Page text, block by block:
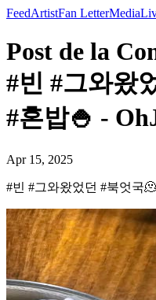
FeedArtistFan LetterMedia
Post de la
#빈 #그와왔
#혼밥🍚 -
Apr 15, 2025
#빈 #그와왔었던 #북엇국